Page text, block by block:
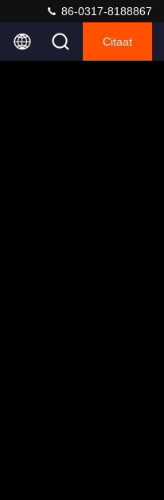
86-0317-8188867
Citaat